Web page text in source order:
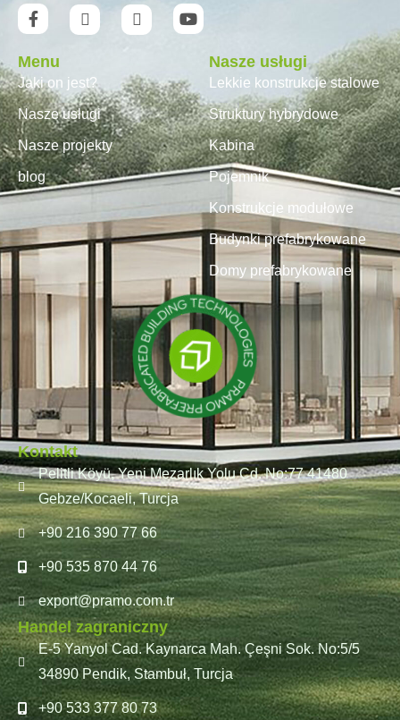
Menu
Jaki on jest?
Nasze usługi
Nasze projekty
blog
Nasze usługi
Lekkie konstrukcje stalowe
Struktury hybrydowe
Kabina
Pojemnik
Konstrukcje modułowe
Budynki prefabrykowane
Domy prefabrykowane
Kontakt
Pelitli Köyü, Yeni Mezarlık Yolu Cd. No:77 41480
Gebze/Kocaeli, Turcja
+90 216 390 77 66
+90 535 870 44 76
export@pramo.com.tr
Handel zagraniczny
E-5 Yanyol Cad. Kaynarca Mah. Çeşni Sok. No:5/5
34890 Pendik, Stambuł, Turcja
+90 533 377 80 73